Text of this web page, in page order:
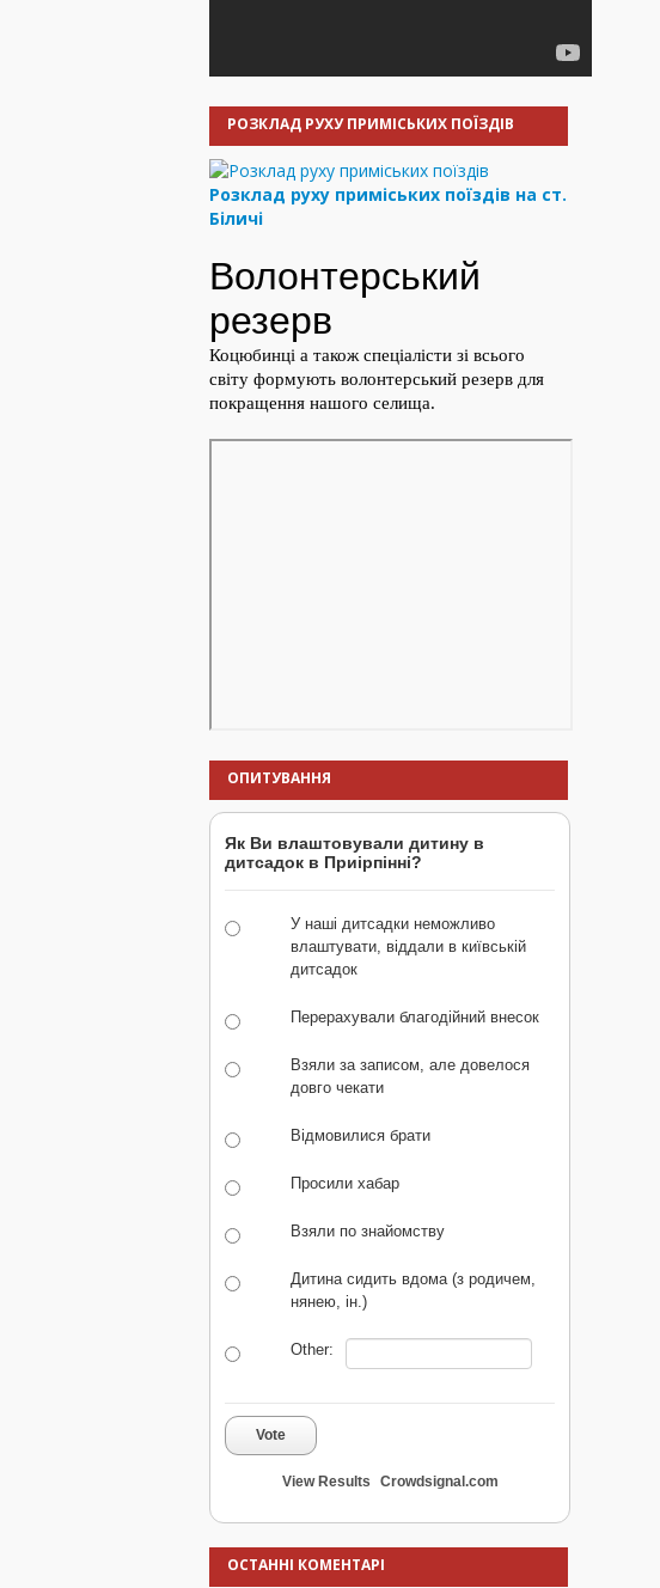
РОЗКЛАД РУХУ ПРИМІСЬКИХ ПОЇЗДІВ
Розклад руху приміських поїздів на ст.
Біличі
ОПИТУВАННЯ
Як Ви влаштовували дитину в
дитсадок в Приірпінні?
У наші дитсадки неможливо
влаштувати, віддали в київській
дитсадок
Перерахували благодійний внесок
Взяли за записом, але довелося
довго чекати
Відмовилися брати
Просили хабар
Взяли по знайомству
Дитина сидить вдома (з родичем,
нянею, ін.)
Other:
Vote
View Results Crowdsignal.com
ОСТАННІ КОМЕНТАРІ